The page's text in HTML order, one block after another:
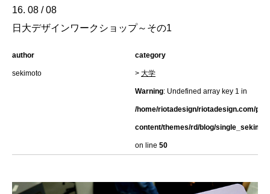
16. 08 / 08
日大デザインワークショップ～その1
author
sekimoto
category
> 大学
Warning: Undefined array key 1 in
/home/riotadesign/riotadesign.com/
content/themes/rd/blog/
on line 50